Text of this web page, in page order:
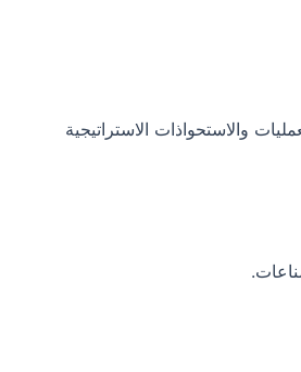
والاستحواذات الاستراتيجية